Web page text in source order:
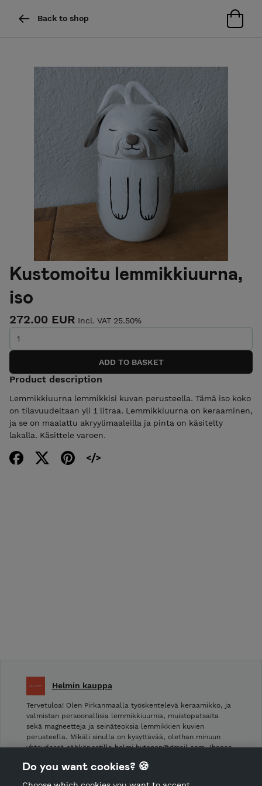
Back to shop
Kustomoitu lemmikkiuurna,
iso
272.00 EUR Incl. VAT 25.50%
Product description
Lemmikkiuurna lemmikkisi kuvan perusteella. Tämä iso koko
on tilavuudeltaan yli 1 litraa. Lemmikkiuurna on keraaminen,
ja se on maalattu akryylimaaleilla ja pinta on käsitelty
lakalla. Käsittele varoen.
Helmin kauppa
Tervetuloa! Olen Pirkanmaalla työskentelevä keraamikko, ja
valmistan persoonallisia lemmikkiuurnia, muistopatsaita
sekä magneetteja ja seinäteoksia lemmikkien kuvien
perusteella. Mikäli sinulla on kysyttävää, olethan minuun
yhteydessä sähköpostilla helmi.hytonen@gmail.com. Ihanaa
Do you want cookies? 🍪